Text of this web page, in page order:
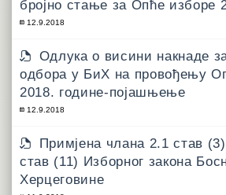
бројно стање за Опће изборе
12.9.2018
Одлука о висини накнаде
одбора у БиХ на провођењу
2018. године-појашњење
12.9.2018
Примјена члана 2.1 став
став (11) Изборног закона
Херцеговине